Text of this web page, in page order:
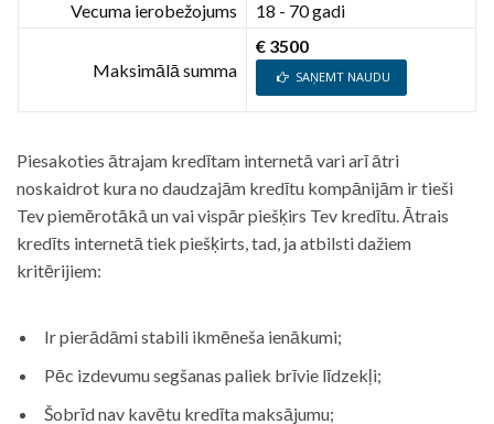
Vecuma ierobežojums
18 - 70 gadi
Maksimālā summa
€ 3500
SAŅEMT NAUDU
Piesakoties ātrajam kredītam internetā vari arī ātri
noskaidrot kura no daudzajām kredītu kompānijām ir tieši
Tev piemērotākā un vai vispār piešķirs Tev kredītu. Ātrais
kredīts internetā tiek piešķirts, tad, ja atbilsti dažiem
kritērijiem:
Ir pierādāmi stabili ikmēneša ienākumi;
Pēc izdevumu segšanas paliek brīvie līdzekļi;
Šobrīd nav kavētu kredīta maksājumu;